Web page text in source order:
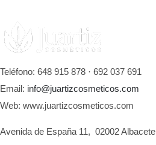
Teléfono: 648 915 878 · 692 037 691
Email: info@juartizcosmeticos.com
Web: www.juartizcosmeticos.com
Avenida de España 11, 02002 Albacete